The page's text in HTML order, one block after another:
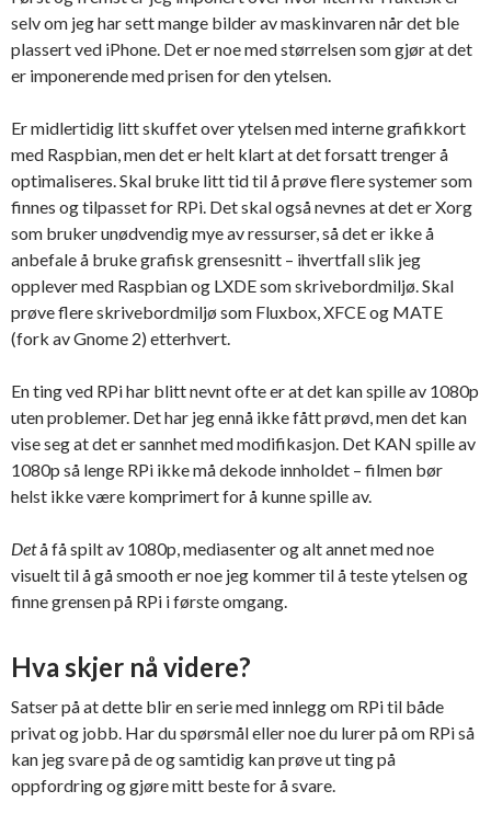
selv om jeg har sett mange bilder av maskinvaren når det ble
plassert ved iPhone. Det er noe med størrelsen som gjør at det
er imponerende med prisen for den ytelsen.
Er midlertidig litt skuffet over ytelsen med interne grafikkort
med Raspbian, men det er helt klart at det forsatt trenger å
optimaliseres. Skal bruke litt tid til å prøve flere systemer som
finnes og tilpasset for RPi. Det skal også nevnes at det er Xorg
som bruker unødvendig mye av ressurser, så det er ikke å
anbefale å bruke grafisk grensesnitt – ihvertfall slik jeg
opplever med Raspbian og LXDE som skrivebordmiljø. Skal
prøve flere skrivebordmiljø som Fluxbox, XFCE og MATE
(fork av Gnome 2) etterhvert.
En ting ved RPi har blitt nevnt ofte er at det kan spille av 1080p
uten problemer. Det har jeg ennå ikke fått prøvd, men det kan
vise seg at det er sannhet med modifikasjon. Det KAN spille av
1080p så lenge RPi ikke må dekode innholdet – filmen bør
helst ikke være komprimert for å kunne spille av.
Detå få spilt av 1080p, mediasenter og alt annet med noe
visuelt til å gå smooth er noe jeg kommer til å teste ytelsen og
finne grensen på RPi i første omgang.
Hva skjer nå videre?
Satser på at dette blir en serie med innlegg om RPi til både
privat og jobb. Har du spørsmål eller noe du lurer på om RPi så
kan jeg svare på de og samtidig kan prøve ut ting på
oppfordring og gjøre mitt beste for å svare.